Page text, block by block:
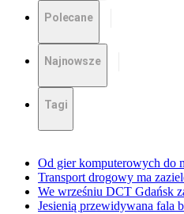
Polecane
Najnowsze
Tagi
Od gier komputerowych do
Transport drogowy ma
We wrześniu DCT Gdańsk
Jesienią przewidywana fala